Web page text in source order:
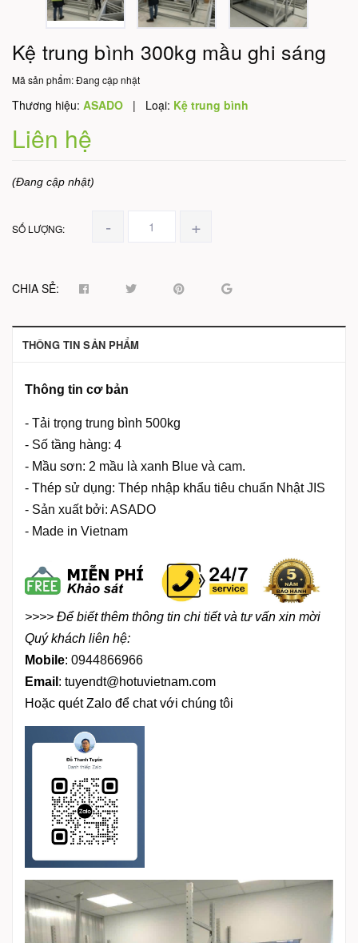
Kệ trung bình 300kg mầu ghi sáng
Mã sản phẩm:Đang cập nhật
Thương hiệu: ASADO | Loại: Kệ trung bình
Liên hệ
(Đang cập nhật)
SỐ LƯỢNG: - +
CHIA SẺ:
THÔNG TIN SẢN PHẨM
Thông tin cơ bản
- Tải trọng trung bình 500kg
- Số tầng hàng: 4
- Mầu sơn: 2 mầu là xanh Blue và cam.
- Thép sử dụng: Thép nhập khẩu tiêu chuẩn Nhật JIS
- Sản xuất bởi: ASADO
- Made in Vietnam
>>>> Để biết thêm thông tin chi tiết và tư vấn xin mời
Quý khách liên hệ:
Mobile: 0944866966
Email : tuyendt@hotuvietnam.com
Hoặc quét Zalo để chat với chúng tôi